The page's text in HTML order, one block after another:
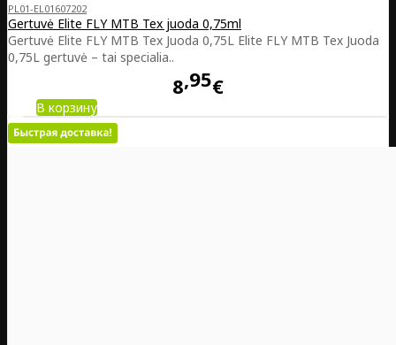
PL01-EL01607202
Gertuvė Elite FLY MTB Tex juoda 0,75ml
Gertuvė Elite FLY MTB Tex Juoda 0,75L Elite FLY MTB Tex Juoda
0,75L gertuvė – tai specialia..
8 95€
В корзину